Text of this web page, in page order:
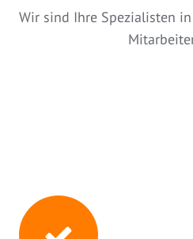
Wir sind Ihre Spezialisten